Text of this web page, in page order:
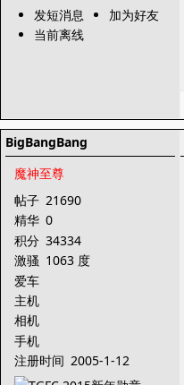
发短消息
加为好友
当前离线
BigBangBang
魔神至尊
帖子 21690
精华 0
积分 34334
激骚 1063 度
爱车
主机
相机
手机
注册时间 2005-1-12